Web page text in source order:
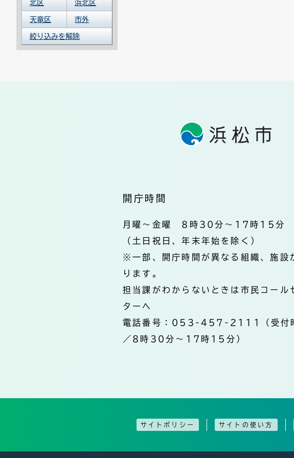
北区 浜北区
天竜区 市外
絞り込みを解除
開庁時間
月曜～金曜 8時30分～17時15分
（土日祝日、年末年始を除く）
※一部、開庁時間が異なる組織、施設
ります。
担当課がわからないときは市民コール
ターへ
電話番号：053-457-2111（受付
／8時30分～17時15分）
サイトポリシー サイトの使い方